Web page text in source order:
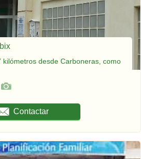
kilómetros desde Carboneras, como
Contactar